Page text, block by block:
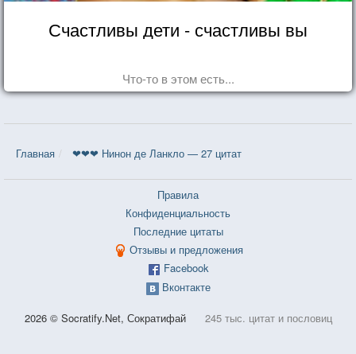
Счастливы дети - счастливы вы
Что-то в этом есть...
Главная ❤❤❤ Нинон де Ланкло — 27 цитат
Правила
Конфиденциальность
Последние цитаты
Отзывы и предложения
Facebook
Вконтакте
2026 © Socratify.Net, Сократифай 245 тыс. цитат и пословиц